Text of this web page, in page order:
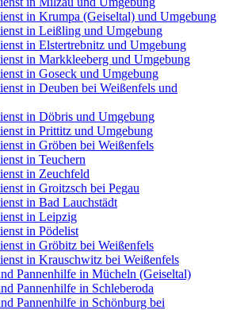
in Krumpa (Geiseltal) und Umgebung
in Leißling und Umgebung
in Elstertrebnitz und Umgebung
in Markkleeberg und Umgebung
in Goseck und Umgebung
in Deuben bei Weißenfels und
in Döbris und Umgebung
in Prittitz und Umgebung
in Gröben bei Weißenfels
in Teuchern
in Zeuchfeld
in Groitzsch bei Pegau
in Bad Lauchstädt
in Leipzig
in Pödelist
in Gröbitz bei Weißenfels
in Krauschwitz bei Weißenfels
Pannenhilfe in Mücheln (Geiseltal)
Pannenhilfe in Schleberoda
Pannenhilfe in Schönburg bei